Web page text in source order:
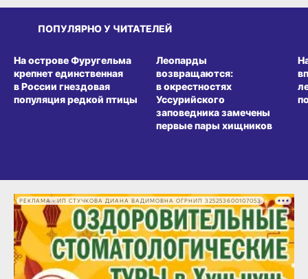
ПОПУЛЯРНО У ЧИТАТЕЛЕЙ
На острове Фуругельма
крепнет единственная
в России гнездовая
популяция редкой птицы
Леопарды
возвращаются:
в окрестностях
Уссурийского
заповедника замечены
первые пары хищников
РЕКЛАМА • ИП СТУЧКОВА ДИАНА ВАДИМОВНА ОГРНИП 325253600107053